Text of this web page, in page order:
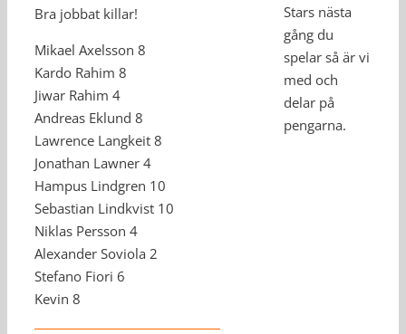
Bra jobbat killar!
Mikael Axelsson 8
Kardo Rahim 8
Jiwar Rahim 4
Andreas Eklund 8
Lawrence Langkeit 8
Jonathan Lawner 4
Hampus Lindgren 10
Sebastian Lindkvist 10
Niklas Persson 4
Alexander Soviola 2
Stefano Fiori 6
Kevin 8
Stars nästa
gång du
spelar så är vi
med och
delar på
pengarna.